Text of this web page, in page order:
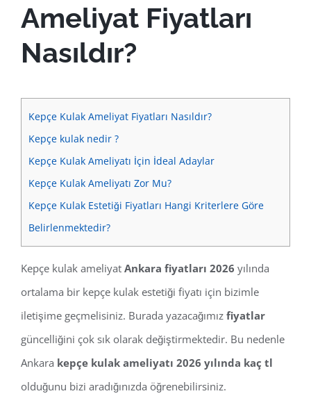
Ameliyat Fiyatları
Nasıldır?
Kepçe Kulak Ameliyat Fiyatları Nasıldır?
Kepçe kulak nedir ?
Kepçe Kulak Ameliyatı İçin İdeal Adaylar
Kepçe Kulak Ameliyatı Zor Mu?
Kepçe Kulak Estetiği Fiyatları Hangi Kriterlere Göre
Belirlenmektedir?
Kepçe kulak ameliyat Ankara fiyatları 2026 yılında
ortalama bir kepçe kulak estetiği fiyatı için bizimle
iletişime geçmelisiniz. Burada yazacağımız fiyatlar
güncelliğini çok sık olarak değiştirmektedir. Bu nedenle
Ankara kepçe kulak ameliyatı 2026 yılında kaç tl
olduğunu bizi aradığınızda öğrenebilirsiniz.